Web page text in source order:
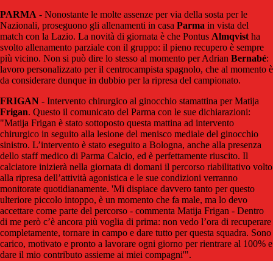
PARMA - Nonostante le molte assenze per via della sosta per le
Nazionali, proseguono gli allenamenti in casa Parma in vista del
match con la Lazio. La novità di giornata è che Pontus Almqvist ha
svolto allenamento parziale con il gruppo: il pieno recupero è sempre
più vicino. Non si può dire lo stesso al momento per Adrian Bernabé:
lavoro personalizzato per il centrocampista spagnolo, che al momento è
da considerare dunque in dubbio per la ripresa del campionato.
FRIGAN - Intervento chirurgico al ginocchio stamattina per Matija
Frigan. Questo il comunicato del Parma con le sue dichiarazioni:
"Matija Frigan è stato sottoposto questa mattina ad intervento
chirurgico in seguito alla lesione del menisco mediale del ginocchio
sinistro. L’intervento è stato eseguito a Bologna, anche alla presenza
dello staff medico di Parma Calcio, ed è perfettamente riuscito. Il
calciatore inizierà nella giornata di domani il percorso riabilitativo volto
alla ripresa dell’attività agonistica e le sue condizioni verranno
monitorate quotidianamente. 'Mi dispiace davvero tanto per questo
ulteriore piccolo intoppo, è un momento che fa male, ma lo devo
accettare come parte del percorso - commenta Matija Frigan - Dentro
di me però c’è ancora più voglia di prima: non vedo l’ora di recuperare
completamente, tornare in campo e dare tutto per questa squadra. Sono
carico, motivato e pronto a lavorare ogni giorno per rientrare al 100% e
dare il mio contributo assieme ai miei compagni'".